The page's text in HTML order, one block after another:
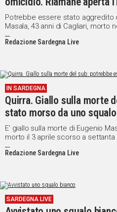
possa essere stato morso
Potrebbe essere stato aggredito
Masala, 43 anni di Cagliari, morto
un'immersione. La procura della
aperto un'inchiesta per omicidio
Redazione Sardegna Live
IN SARDEGNA
Quirra. Giallo sulla morte
stato morso da uno squalo
E' giallo sulla morte di Eugenio
morto il 3 aprile scorso a
un'immersione nelle vicinanze del
Redazione Sardegna Live
SARDEGNA LIVE